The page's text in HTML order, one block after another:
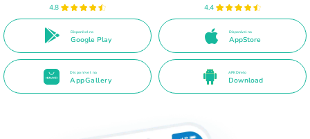
4.8
Disponível no
Google Play
4.4
Disponível na
AppStore
Disponível na
AppGallery
APK Direto
Download